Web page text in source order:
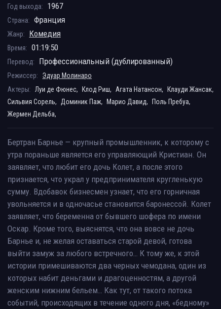
Год выхода: 1967
Страна: Франция
Жанр: Комедия
Время: 01:19:50
Перевод: Профессиональный (дублированный)
Режиссер:
Эдуар Молинаро
Актеры:
Луи де Фюнес, Клод Риш, Агата Натансон,
Клауди Жансак,
Сильвия Сорель,
Доминик Паж, Марио Давид,
Поль Пребуа,
Жермен Дельба,
Бертран Барнье — крупный промышленник, к которому с
утра пораньше является его управляющий Кристиан. Он
заявляет, что любит его дочь Колет, а после этого
признается, что украл у предпринимателя кругленькую
сумму. Вдобавок бизнесмен узнает, что его горничная
увольняется и в одночасье становится баронессой. Колет
заявляет, что беременна от бывшего шофера по имени
Оскар. Кроме того, выяснятся, что она вовсе не дочь
Барнье и, не желая оставаться старой девой, готова
выйти замуж за любого встречного… К тому же, к этой
истории примешиваются два черных чемодана, один из
которых набит деньгами и драгоценностям, а другой
женским нижним бельем… Как тут, от такого потока
событий, происходящих в течение одного дня, «бедному»